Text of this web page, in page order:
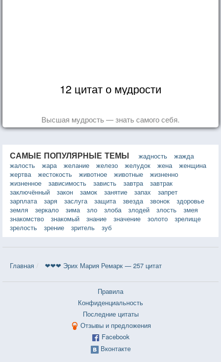
12 цитат о мудрости
Высшая мудрость — знать самого себя.
САМЫЕ ПОПУЛЯРНЫЕ ТЕМЫ жадность
жажда
жалость
жара желание железо желудок жена
женщина
жертва
жестокость животное животные
жизненно
жизненное
зависимость зависть завтра
завтрак
заключённый
закон замок занятие запах
запрет
зарплата
заря заслуга защита звезда звонок
здоровье
земля
зеркало зима зло злоба злодей злость
змея
знакомство
знакомый знание значение золото
зрелище
зрелость
зрение зритель зуб
Главная ❤❤❤ Эрих Мария Ремарк — 257 цитат
Правила
Конфиденциальность
Последние цитаты
Отзывы и предложения
Facebook
Вконтакте